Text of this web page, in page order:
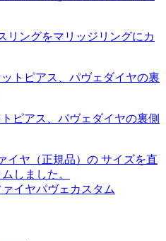
リングをマリッジリングにカ
ピアス、パヴェダイヤの裏側
イヤ（正規品）の サイズを直
しました。
イヤパヴェカスタム